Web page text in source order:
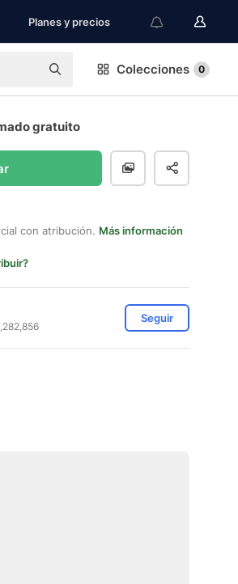
Planes y precios
Colecciones 0
gratuito
con atribución. Más información
Seguir